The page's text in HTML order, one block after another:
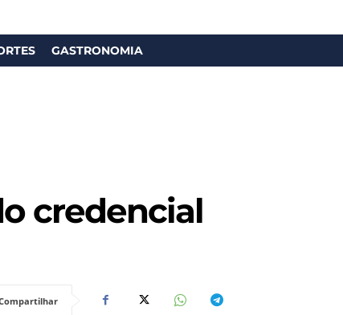
GASTRONOMIA
credencial